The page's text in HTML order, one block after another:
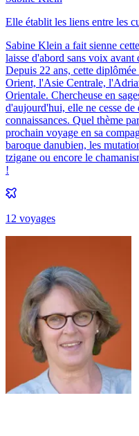
Elle établit les liens entre les
Sabine Klein a fait sienne
laisse d'abord sans voix avant
Depuis 22 ans, cette
Orient, l'Asie Centrale,
Orientale. Chercheuse en
d'aujourd'hui, elle ne cesse de
connaissances. Quel thème
prochain voyage en sa
baroque danubien, les
tzigane ou encore le
!
12 voyages